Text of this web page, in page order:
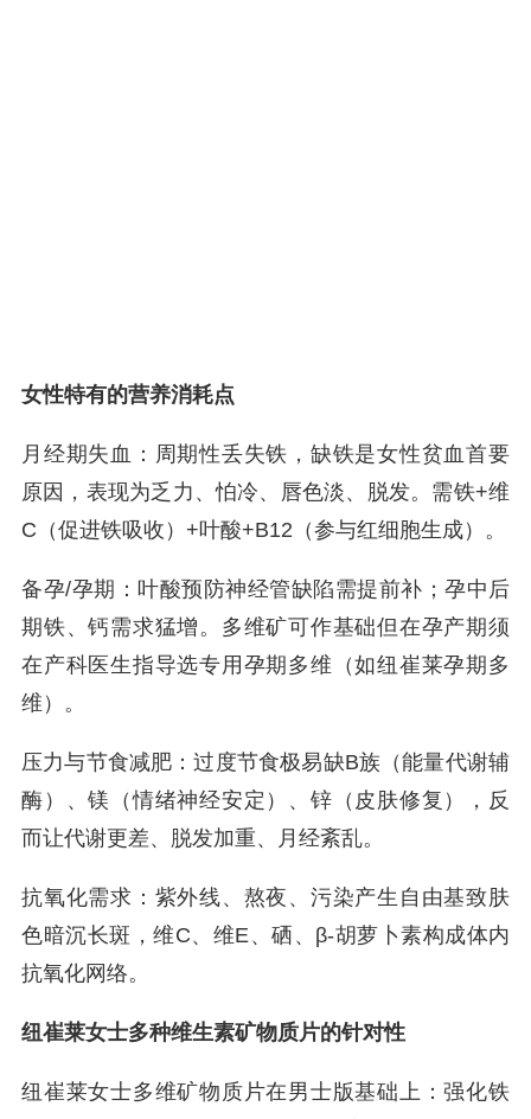
女性特有的营养消耗点
月经期失血：周期性丢失铁，缺铁是女性贫血首要
原因，表现为乏力、怕冷、唇色淡、脱发。需铁+维
C（促进铁吸收）+叶酸+B12（参与红细胞生成）。
备孕/孕期：叶酸预防神经管缺陷需提前补；孕中后
期铁、钙需求猛增。多维矿可作基础但在孕产期须
在产科医生指导选专用孕期多维（如纽崔莱孕期多
维）。
压力与节食减肥：过度节食极易缺B族（能量代谢辅
酶）、镁（情绪神经安定）、锌（皮肤修复），反
而让代谢更差、脱发加重、月经紊乱。
抗氧化需求：紫外线、熬夜、污染产生自由基致肤
色暗沉长斑，维C、维E、硒、β-胡萝卜素构成体内
抗氧化网络。
纽崔莱女士多种维生素矿物质片的针对性
纽崔莱女士多维矿物质片在男士版基础上：强化铁